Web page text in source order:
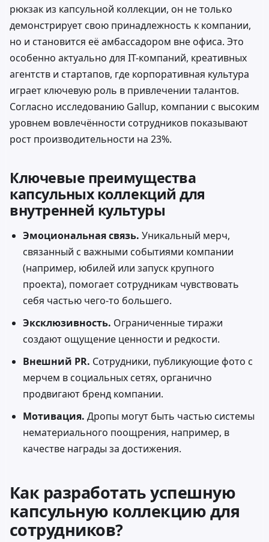
рюкзак из капсульной коллекции, он не только
демонстрирует свою принадлежность к компании,
но и становится её амбассадором вне офиса. Это
особенно актуально для IT-компаний, креативных
агентств и стартапов, где корпоративная культура
играет ключевую роль в привлечении талантов.
Согласно исследованию Gallup, компании с высоким
уровнем вовлечённости сотрудников показывают
рост производительности на 23%.
Ключевые преимущества
капсульных коллекций для
внутренней культуры
Эмоциональная связь. Уникальный мерч,
связанный с важными событиями компании
(например, юбилей или запуск крупного
проекта), помогает сотрудникам чувствовать
себя частью чего-то большего.
Эксклюзивность. Ограниченные тиражи
создают ощущение ценности и редкости.
Внешний PR. Сотрудники, публикующие фото с
мерчем в социальных сетях, органично
продвигают бренд компании.
Мотивация. Дропы могут быть частью системы
нематериального поощрения, например, в
качестве награды за достижения.
Как разработать успешную
капсульную коллекцию для
сотрудников?